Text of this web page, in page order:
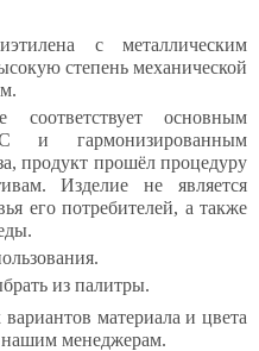
с металлическим
степень механической
основным
и гармонизированным
продукт прошёл процедуру
Изделие не является
его потребителей, а также
из палитры.
материала и цвета
нашим менеджерам.